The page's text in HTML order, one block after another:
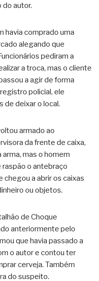
do autor.
havia comprado uma
alegando que
pediram a
a troca, mas o cliente
a agir de forma
policial, ele
de deixar o local.
armado ao
da frente de caixa,
mas o homem
o antebraço
chegou a abrir os caixas
ou objetos.
de Choque
anteriormente pelo
que havia passado a
o autor e contou ter
cerveja. Também
do suspeito.